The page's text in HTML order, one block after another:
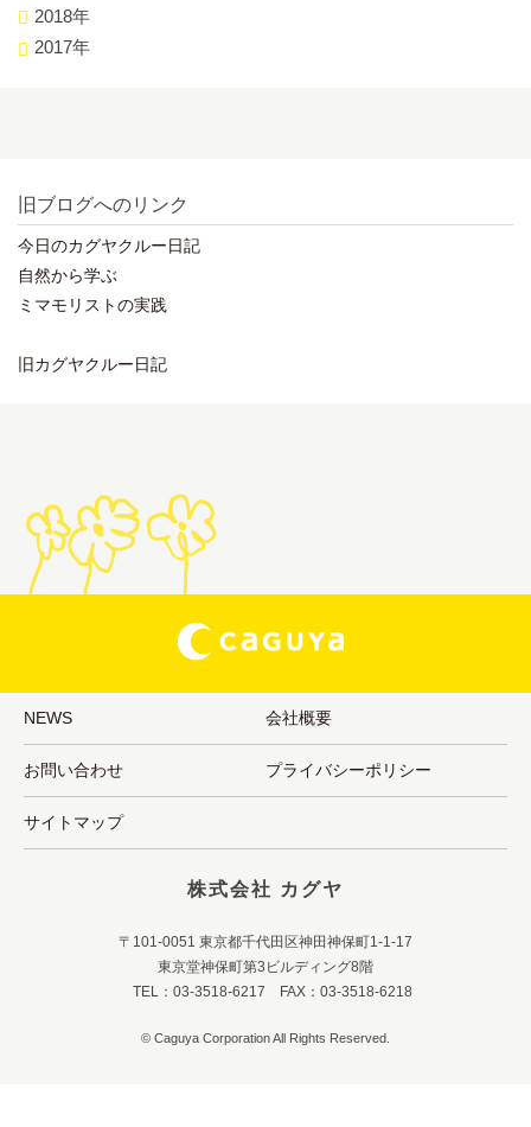
2018年
2017年
旧ブログへのリンク
今日のカグヤクルー日記
自然から学ぶ
ミマモリストの実践
旧カグヤクルー日記
NEWS 会社概要
お問い合わせ プライバシーポリシー
サイトマップ
株式会社 カグヤ
〒101-0051 東京都千代田区神田神保町1-1-17
東京堂神保町第3ビルディング8階
TEL：03-3518-6217 FAX：03-3518-6218
© Caguya Corporation All Rights Reserved.